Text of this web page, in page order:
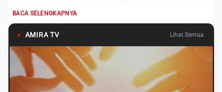
BACA SELENGKAPNYA
● AMIRA TV Lihat Semua